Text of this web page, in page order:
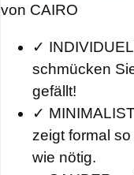
von CAIRO
✓
schmücken
gefällt!
✓
zeigt formal
wie nötig.